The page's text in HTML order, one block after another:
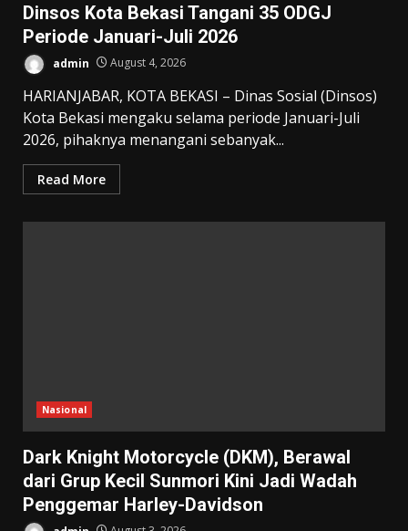
Dinsos Kota Bekasi Tangani 35 ODGJ
Periode Januari-Juli 2026
admin August 4, 2026
HARIANJABAR, KOTA BEKASI – Dinas Sosial (Dinsos)
Kota Bekasi mengaku selama periode Januari-Juli
2026, pihaknya menangani sebanyak...
Read More
Nasional
Dark Knight Motorcycle (DKM), Berawal
dari Grup Kecil Sunmori Kini Jadi Wadah
Penggemar Harley-Davidson